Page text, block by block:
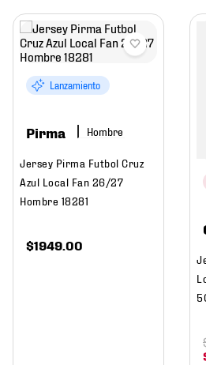
Lanzamiento
Pirma Hombre
Jersey Pirma Futbol Cruz
Azul Local Fan 26/27
Hombre 18281
$1949.00